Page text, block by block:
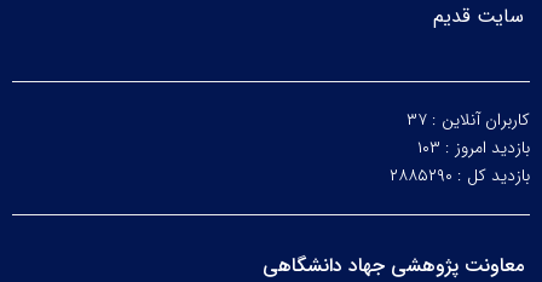
سایت قدیم
کاربران آنلاین : ۳۷
بازدید امروز : ۱۰۳
بازدید کل : ۲۸۸۵۲۹۰
معاونت پژوهشی جهاد دانشگاهی